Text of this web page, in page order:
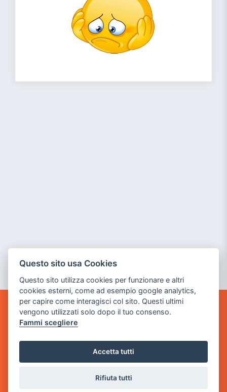
GAME WARP
BY POWER GAME SRL
via Villaggio dei Platani, 3
Questo sito usa Cookies
Questo sito utilizza cookies per funzionare e altri
cookies esterni, come ad esempio google analytics,
per capire come interagisci col sito. Questi ultimi
vengono utilizzati solo dopo il tuo consenso.
Fammi scegliere
Accetta tutti
Rifiuta tutti